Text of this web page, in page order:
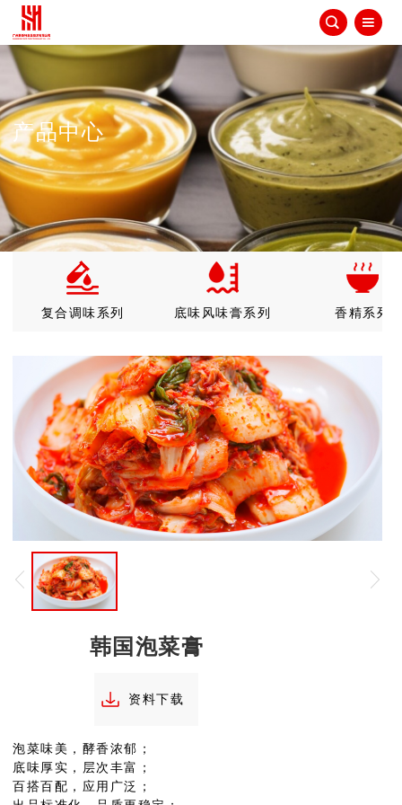
 
产品中心
复合调味系列 底味风味膏系列 香精系列
韩国泡菜膏
资料下载
泡菜味美，酵香浓郁；
底味厚实，层次丰富；
百搭百配，应用广泛；